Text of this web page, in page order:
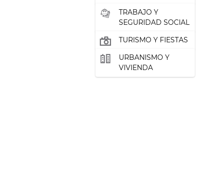
TRABAJO Y
SEGURIDAD SOCIAL
TURISMO Y FIESTAS
URBANISMO Y
VIVIENDA